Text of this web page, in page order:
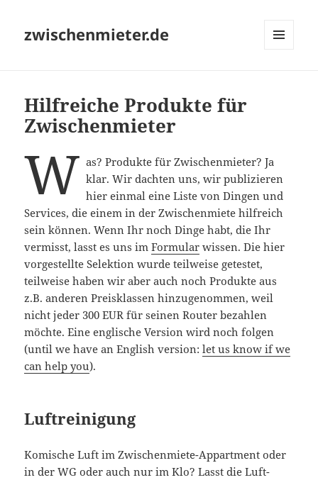
zwischenmieter.de
Hilfreiche Produkte für
Zwischenmieter
W as? Produkte für Zwischenmieter? Ja
klar. Wir dachten uns, wir publizieren
hier einmal eine Liste von Dingen und
Services, die einem in der Zwischenmiete hilfreich
sein können. Wenn Ihr noch Dinge habt, die Ihr
vermisst, lasst es uns imFormular wissen. Die hier
vorgestellte Selektion wurde teilweise getestet,
teilweise haben wir aber auch noch Produkte aus
z.B. anderen Preisklassen hinzugenommen, weil
nicht jeder 300 EUR für seinen Router bezahlen
möchte. Eine englische Version wird noch folgen
(until we have an English version:let us know if we
can help you).
Luftreinigung
Komische Luft im Zwischenmiete-Appartment oder
in der WG oder auch nur im Klo? Lasst die Luft-